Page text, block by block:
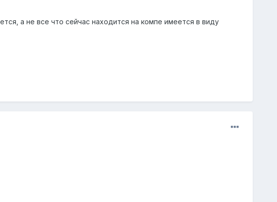
а не все что сейчас находится на компе имеется в виду